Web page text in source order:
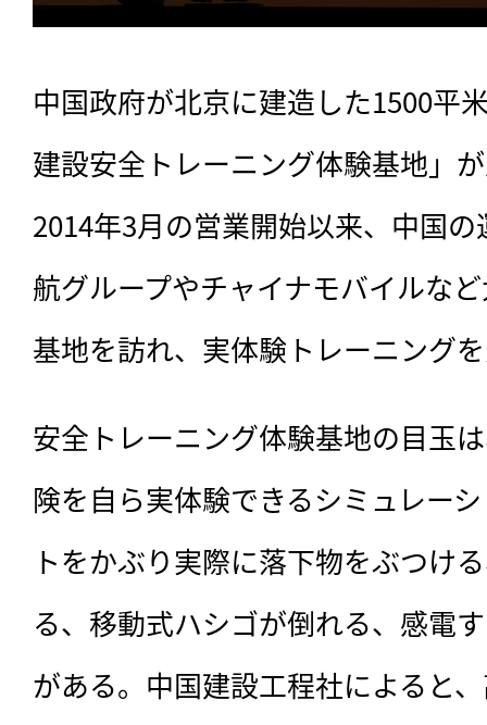
中国政府が北京に建造した1500平
建設安全トレーニング体験基地」
2014年3月の営業開始以来、中国
航グループやチャイナモバイルな
基地を訪れ、実体験トレーニング
安全トレーニング体験基地の目玉
険を自ら実体験できるシミュレー
トをかぶり実際に落下物をぶつけ
る、移動式ハシゴが倒れる、感電
がある。中国建設工程社によると